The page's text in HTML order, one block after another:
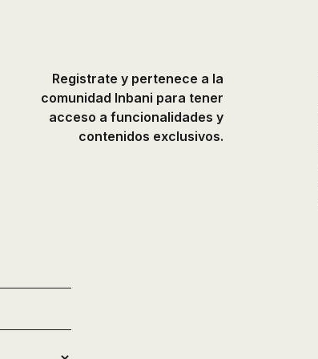
Registrate y pertenece a la
comunidad Inbani para tener
acceso a funcionalidades y
contenidos exclusivos.